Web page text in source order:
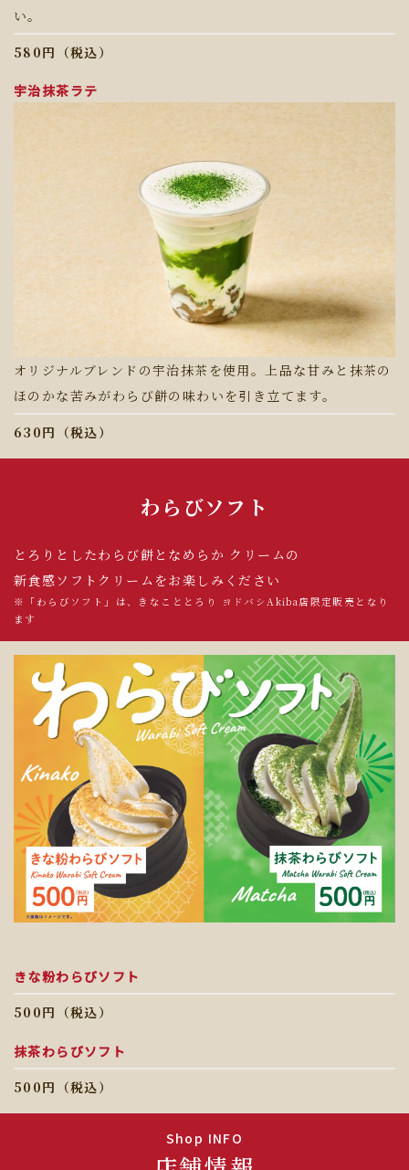
い。
580円（税込）
宇治抹茶ラテ
オリジナルブレンドの宇治抹茶を使用。上品な甘みと抹茶の
ほのかな苦みがわらび餅の味わいを引き立てます。
630円（税込）
わらびソフト
とろりとしたわらび餅となめらか クリームの
新食感ソフトクリームをお楽しみください
※「わらびソフト」は、きなこととろり ヨドバシAkiba店限定販売となり
ます
きな粉わらびソフト
500円（税込）
抹茶わらびソフト
500円（税込）
Shop INFO